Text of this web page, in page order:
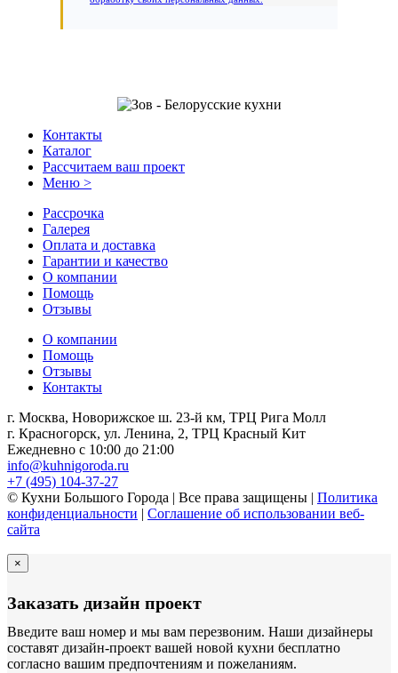
Контакты
Каталог
Рассчитаем ваш проект
Меню >
Рассрочка
Галерея
Оплата и доставка
Гарантии и качество
О компании
Помощь
Отзывы
О компании
Помощь
Отзывы
Контакты
г. Москва, Новорижское ш. 23-й км, ТРЦ Рига Молл
г. Красногорск, ул. Ленина, 2, ТРЦ Красный Кит
Ежедневно с 10:00 до 21:00
info@kuhnigoroda.ru
+7 (495) 104-37-27
© Кухни Большого Города | Все права защищены | Политика
конфиденциальности | Соглашение об использовании веб-
сайта
×
Заказать дизайн проект
Введите ваш номер и мы вам перезвоним. Наши дизайнеры
составят дизайн-проект вашей новой кухни бесплатно
согласно вашим предпочтениям и пожеланиям.